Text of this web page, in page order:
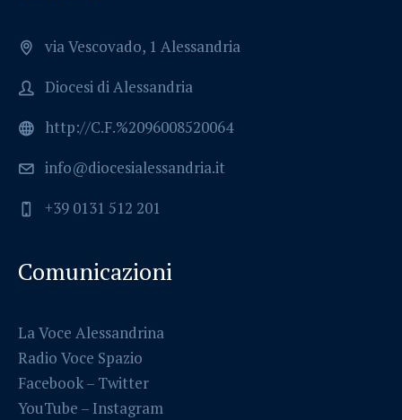
via Vescovado, 1 Alessandria
Diocesi di Alessandria
http://C.F.%2096008520064
info@diocesialessandria.it
+39 0131 512 201
Comunicazioni
La Voce Alessandrina
Radio Voce Spazio
Facebook– Twitter
YouTube – Instagram